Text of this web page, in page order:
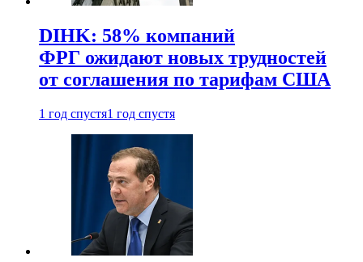
DIHK: 58% компаний
ФРГ ожидают новых трудностей
от соглашения по тарифам США
1 год спустя1 год спустя